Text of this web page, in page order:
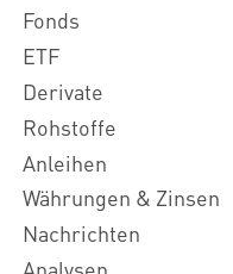
Fonds
ETF
Derivate
Rohstoffe
Anleihen
Währungen & Zinsen
Nachrichten